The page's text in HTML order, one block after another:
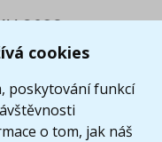
cookies
poskytování funkcí
o tom, jak náš